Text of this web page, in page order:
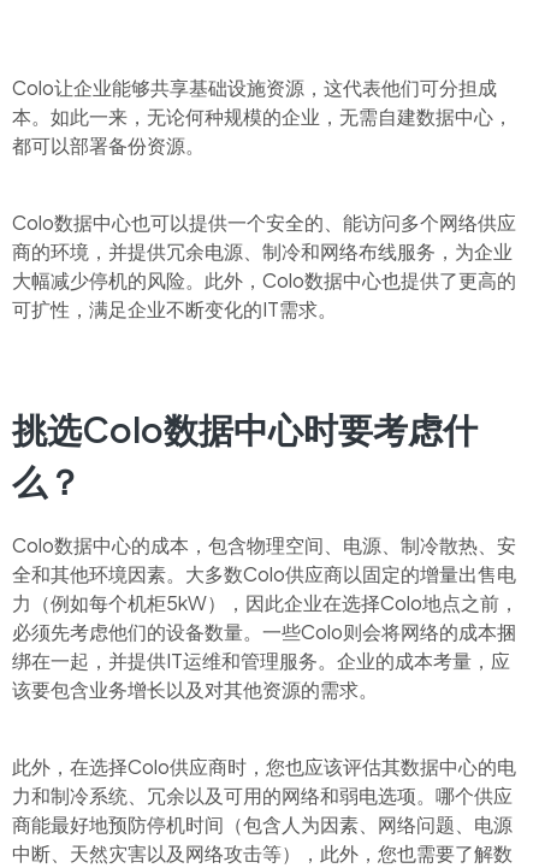
Colo让企业能够共享基础设施资源，这代表他们可分担成
本。如此一来，无论何种规模的企业，无需自建数据中心，
都可以部署备份资源。
Colo数据中心也可以提供一个安全的、能访问多个网络供应
商的环境，并提供冗余电源、制冷和网络布线服务，为企业
大幅减少停机的风险。此外，Colo数据中心也提供了更高的
可扩性，满足企业不断变化的IT需求。
挑选Colo数据中心时要考虑什
么？
Colo数据中心的成本，包含物理空间、电源、制冷散热、安
全和其他环境因素。大多数Colo供应商以固定的增量出售电
力（例如每个机柜5kW），因此企业在选择Colo地点之前，
必须先考虑他们的设备数量。一些Colo则会将网络的成本捆
绑在一起，并提供IT运维和管理服务。企业的成本考量，应
该要包含业务增长以及对其他资源的需求。
此外，在选择Colo供应商时，您也应该评估其数据中心的电
力和制冷系统、冗余以及可用的网络和弱电选项。哪个供应
商能最好地预防停机时间（包含人为因素、网络问题、电源
中断、天然灾害以及网络攻击等），此外，您也需要了解数